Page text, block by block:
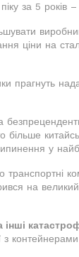
за 5 років
ціни на
прагнуть
більше
у
на
інші
з